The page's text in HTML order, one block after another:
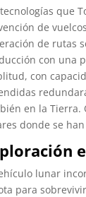
que
de
de rutas
con una
con
en la Tierra.
donde se
lunar
para